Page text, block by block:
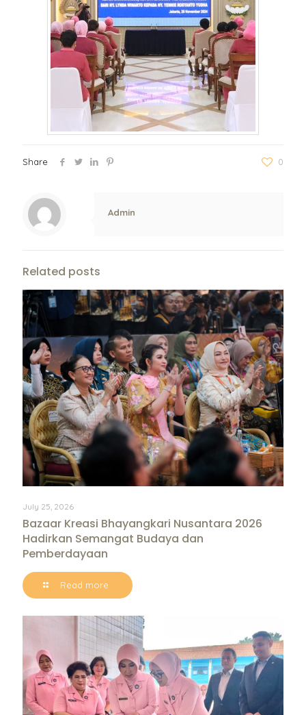
Share 0
Admin
Related posts
July 25, 2026
Bazaar Kreasi Bhayangkari Nusantara 2026
Hadirkan Semangat Budaya dan
Pemberdayaan
Read more